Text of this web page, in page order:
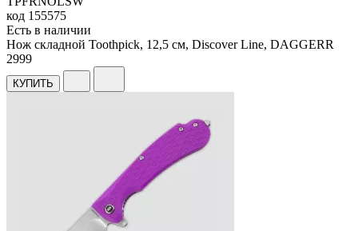
код 155575
Есть в наличии
Нож складной Toothpick, 12,5 см, Discover Line, DAGGERR
2999
КУПИТЬ